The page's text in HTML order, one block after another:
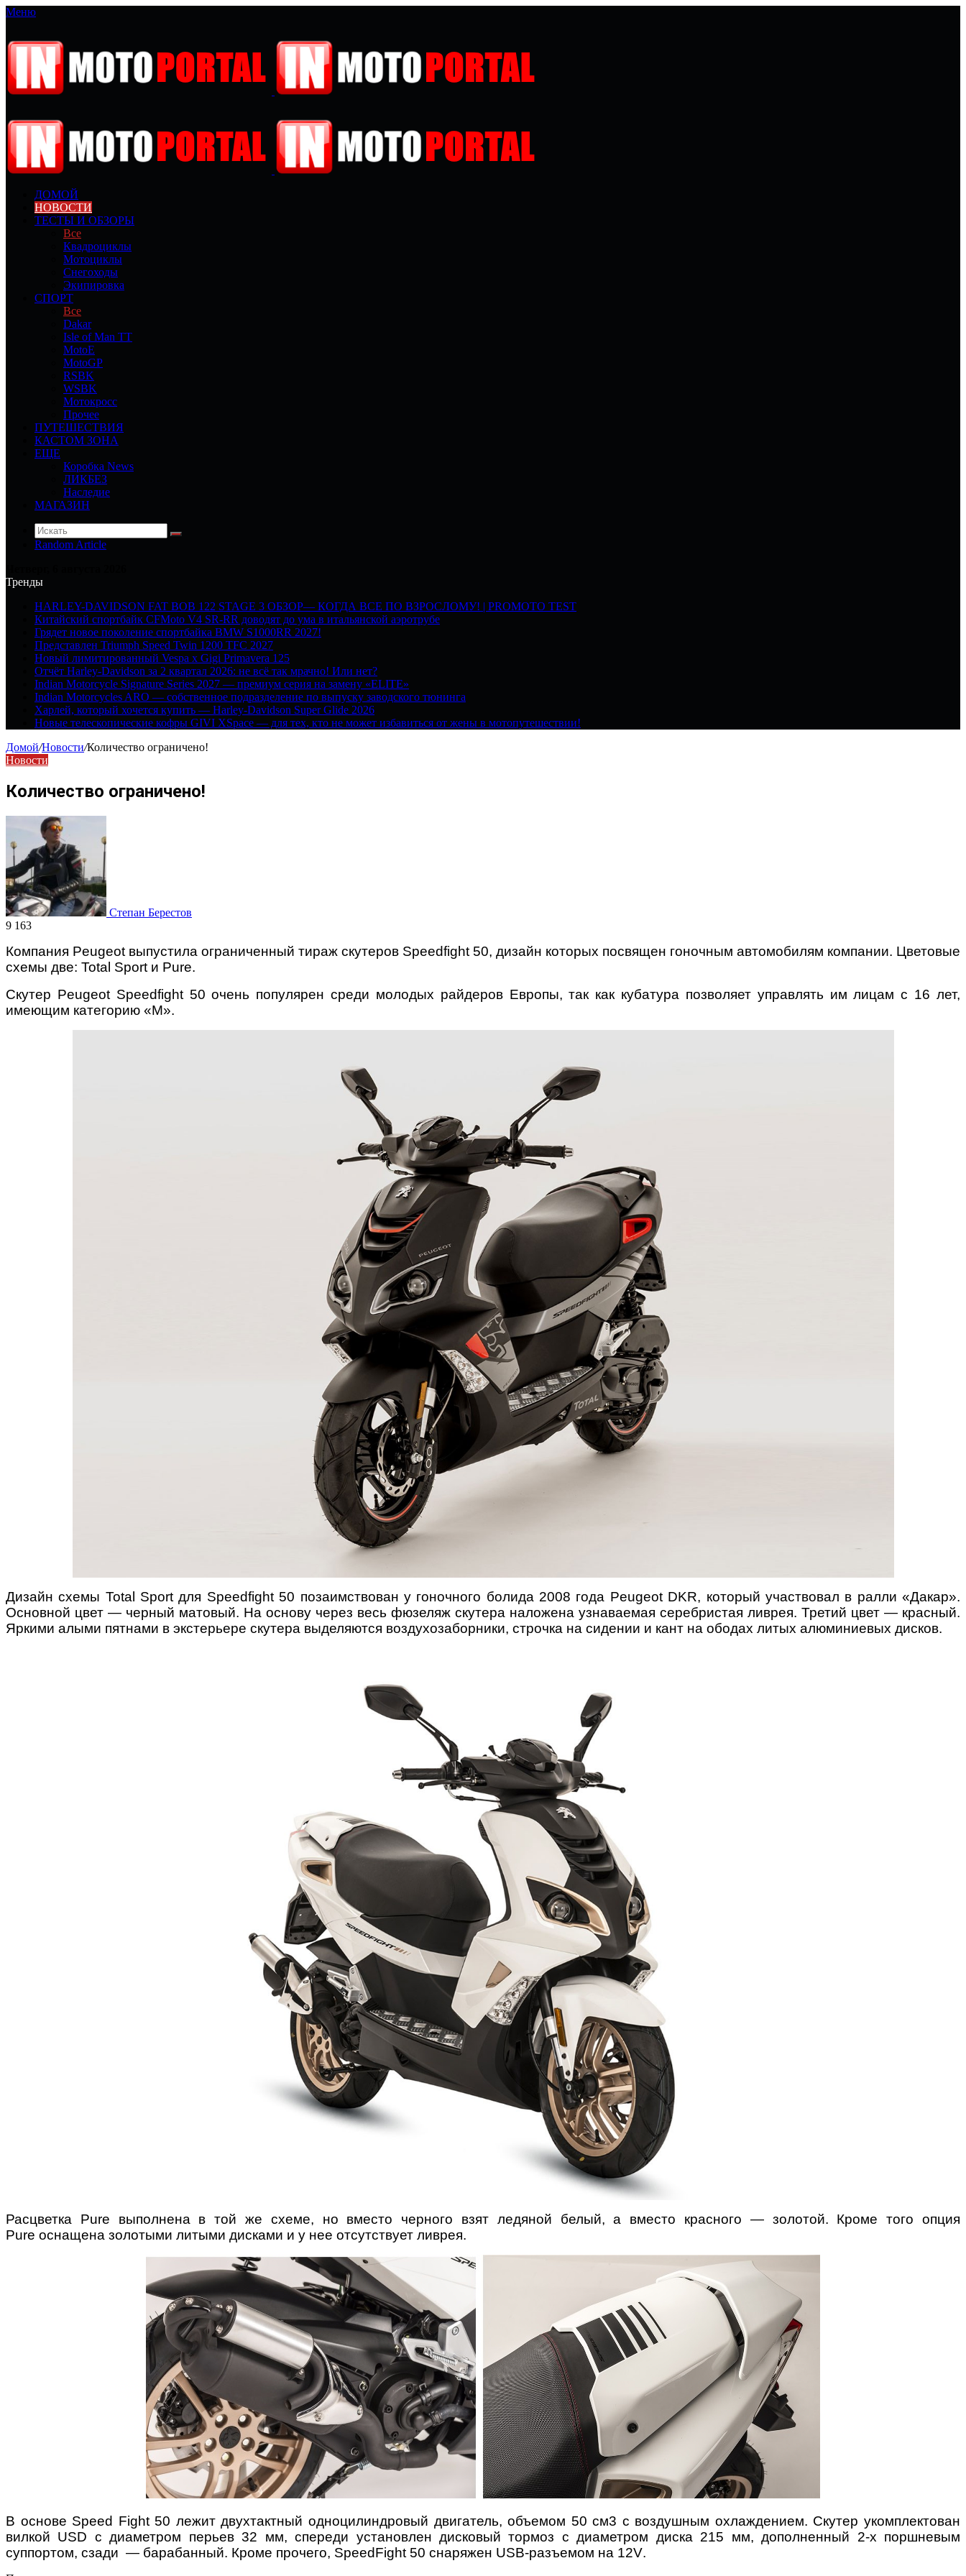
Меню
ДОМОЙ
НОВОСТИ
ТЕСТЫ И ОБЗОРЫ
Все
Квадроциклы
Мотоциклы
Снегоходы
Экипировка
СПОРТ
Все
Dakar
Isle of Man TT
MotoE
MotoGP
RSBK
WSBK
Мотокросс
Прочее
ПУТЕШЕСТВИЯ
КАСТОМ ЗОНА
ЕЩЕ
Коробка News
ЛИКБЕЗ
Наследие
МАГАЗИН
Random Article
Тренды
HARLEY-DAVIDSON FAT BOB 122 STAGE 3 ОБЗОР— КОГДА ВСЕ ПО ВЗРОСЛОМУ! | PROMOTO TEST
Китайский спортбайк CFMoto V4 SR-RR доводят до ума в итальянской аэротрубе
Грядет новое поколение спортбайка BMW S1000RR 2027!
Представлен Triumph Speed Twin 1200 TFC 2027
Новый лимитированный Vespa x Gigi Primavera 125
Отчёт Harley-Davidson за 2 квартал 2026: не всё так мрачно! Или нет?
Indian Motorcycle Signature Series 2027 — премиум серия на замену «ELITE»
Indian Motorcycles ARO — собственное подразделение по выпуску заводского тюнинга
Харлей, который хочется купить — Harley-Davidson Super Glide 2026
Новые телескопические кофры GIVI XSpace — для тех, кто не может избавиться от жены в мотопутешествии!
Домой/Новости/Количество ограничено!
Новости
Количество ограничено!
Степан Берестов
9 163
Компания Peugeot выпустила ограниченный тираж скутеров Speedfight 50, дизайн которых посвящен гоночным автомобилям компании. Цветовые
схемы две: Total Sport и Pure.
Скутер Peugeot Speedfight50 очень популярен среди молодых райдеров Европы, так как кубатура позволяет управлять им лицам с 16 лет,
имеющим категорию «М».
Дизайн схемы Total Sport для Speedfight50 позаимствован у гоночного болида 2008 года Peugeot DKR, который участвовал в ралли «Дакар».
Основной цвет — черный матовый. На основу через весь фюзеляж скутера наложена узнаваемая серебристая ливрея. Третий цвет — красный.
Яркими алыми пятнами в экстерьере скутера выделяются воздухозаборники, строчка на сидении и кант на ободах литых алюминиевых дисков.
Расцветка Pure выполнена в той же схеме, но вместо черного взят ледяной белый, а вместо красного — золотой. Кроме того опция
Pure оснащена золотыми литыми дисками и у нее отсутствует ливрея.
В основе Speed Fight50 лежит двухтактный одноцилиндровый двигатель, объемом 50 см3 с воздушным охлаждением. Скутер укомплектован
вилкой USD с диаметром перьев 32 мм, спереди установлен дисковый тормоз с диаметром диска 215 мм, дополненный 2-х поршневым
суппортом, сзади — барабанный. Кроме прочего, SpeedFight 50 снаряжен USB-разъемом на 12V.